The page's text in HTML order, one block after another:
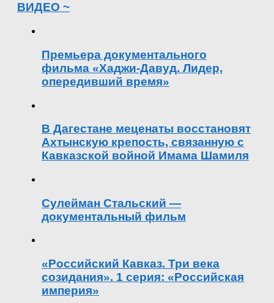
ВИДЕО ~
Премьера документального
фильма «Хаджи-Давуд. Лидер,
опередивший время»
В Дагестане меценаты восстановят
Ахтынскую крепость, связанную с
Кавказской войной Имама Шамиля
Сулейман Стальский —
документальный фильм
«Российский Кавказ. Три века
созидания». 1 серия: «Российская
империя»